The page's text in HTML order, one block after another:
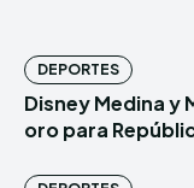
DEPORTES
Disney Medina y
oro para